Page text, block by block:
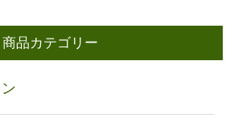
商品カテゴリー